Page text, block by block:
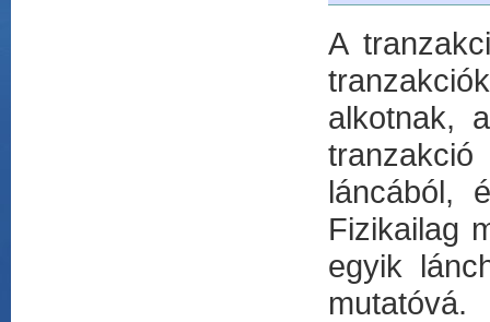
A
alkotnak,
láncából,
Fizikailag
egyik
mutatóvá.